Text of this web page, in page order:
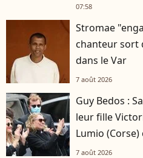
07:58
Stromae
chanteur sort
dans le Var
7 août 2026
Guy Bedos :
leur fille
Lumio
7 août 2026